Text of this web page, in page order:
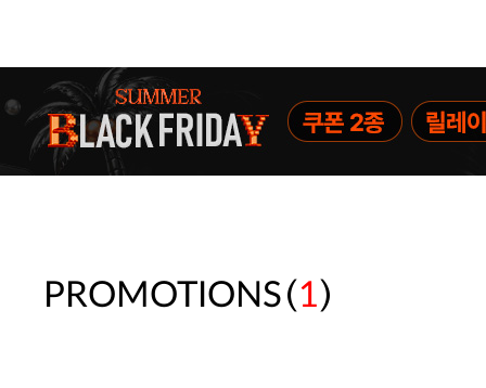
PROMOTIONS(1)